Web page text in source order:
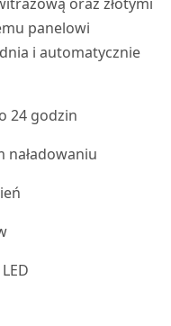
panelowi
i automatycznie
24 godzin
naładowaniu